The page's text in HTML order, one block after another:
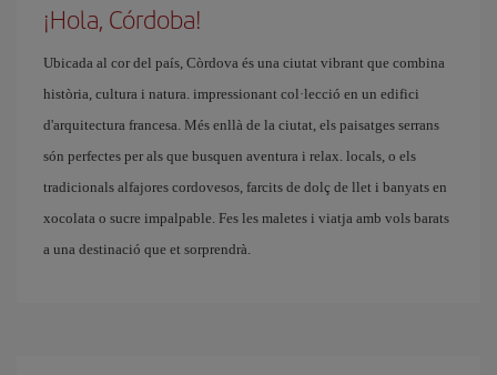
¡Hola, Córdoba!
Ubicada al cor del país, Còrdova és una ciutat vibrant que combina
història, cultura i natura. impressionant col·lecció en un edifici
d'arquitectura francesa. Més enllà de la ciutat, els paisatges serrans
són perfectes per als que busquen aventura i relax. locals, o els
tradicionals alfajores cordovesos, farcits de dolç de llet i banyats en
xocolata o sucre impalpable. Fes les maletes i viatja amb vols barats
a una destinació que et sorprendrà.